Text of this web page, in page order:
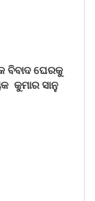
ବିବାଦ ଘେରକୁ
କୁମାର ସାନୁ